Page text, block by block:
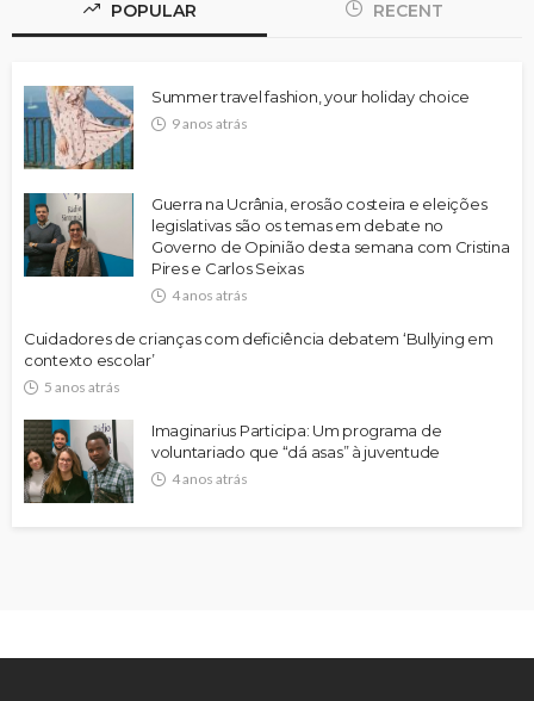
POPULAR RECENT
Summer travel fashion, your holiday choice
9 anos atrás
Guerra na Ucrânia, erosão costeira e eleições
legislativas são os temas em debate no
Governo de Opinião desta semana com Cristina
Pires e Carlos Seixas
4 anos atrás
Cuidadores de crianças com deficiência debatem ‘Bullying em
contexto escolar’
5 anos atrás
Imaginarius Participa: Um programa de
voluntariado que “dá asas” à juventude
4 anos atrás